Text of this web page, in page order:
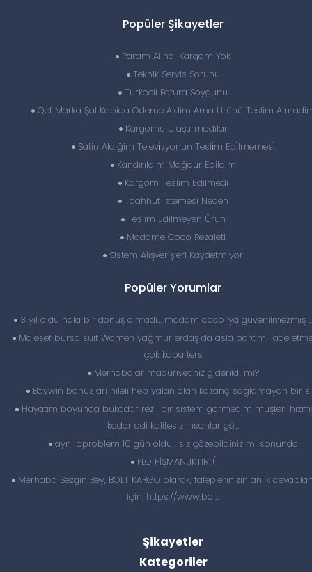
Popüler Şikayetler
Param Alındı Kargom Yok
Teknik Servis Sorunu
Turkcell Fatura Soygunu
Qef Marka Şal Kapida Odeme Aldim Ama Ürünü Teslim
Kargomu Ulaştırmadılar
Satin Aldiğim Televi̇zyonun Tesli̇m Edi̇lmemesi̇
Kandırıldım Mağdur Edildim
Kargom Teslim Edilmedi
Taahhüt İstemesi Neden
Teslim Edilmeyen Ürün
Madame Coco Rezaleti
Sistem Alışverişleri Kaydetmiyor
Popüler Yorumlar
3 yıl oldu hala bir dönüş olmadı… madam coco ‘ya güvenilmezmiş
Malesef bursa suit Women yağmur erdaş da asla paramı iade
çok kaba ters
Merhabalar maduriyetiniz giderildi mi?
Baywin bonuslari hileli hep yalan olan kazanç sağlamayan bir
Hayatım boyunca bukadar rezil bir sistem görmedim müşteri
kadar adi kalitesiz insanlar gö...
aynı pproblem 10 gün oldu , siz çözebildiniz mi sonunda
FLO PİŞMANLIKTIR :(
Merhaba Sezgin Bey, BOLT KARGO olarak, taleplerinizin anlık
için; https://www.bol...
Şikayetler
Kategoriler